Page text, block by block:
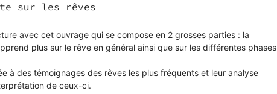
sur les rêves
avec cet ouvrage qui se compose en 2 grosses parties : la
plus sur le rêve en général ainsi que sur les différentes phases
à des témoignages des rêves les plus fréquents et leur analyse
de ceux-ci.